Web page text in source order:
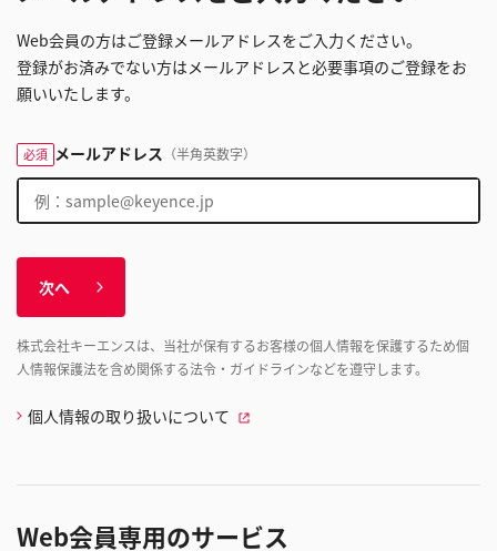
Web会員の方はご登録メールアドレスをご入力ください。
登録がお済みでない方はメールアドレスと必要事項のご登録をお
願いいたします。
必須 メールアドレス （半角英数字）
次へ
株式会社キーエンスは、当社が保有するお客様の個人情報を保護するため個
人情報保護法を含め関係する法令・ガイドラインなどを遵守します。
個人情報の取り扱いについて
Web会員専用のサービス